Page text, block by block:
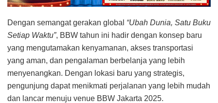
Dengan semangat gerakan global “Ubah Dunia, Satu Buku
Setiap Waktu”, BBW tahun ini hadir dengan konsep baru
yang mengutamakan kenyamanan, akses transportasi
yang aman, dan pengalaman berbelanja yang lebih
menyenangkan. Dengan lokasi baru yang strategis,
pengunjung dapat menikmati perjalanan yang lebih mudah
dan lancar menuju venue BBW Jakarta 2025.